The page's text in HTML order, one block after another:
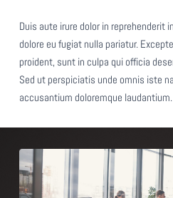
Duis aute irure dolor in reprehenderit
dolore eu fugiat nulla pariatur.
proident, sunt in culpa qui officia
Sed ut perspiciatis unde omnis iste
accusantium doloremque laudantium.